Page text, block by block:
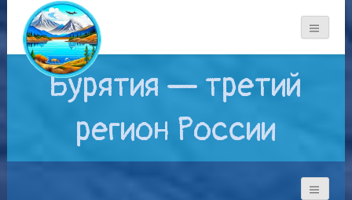
Бурятия — третий
регион России